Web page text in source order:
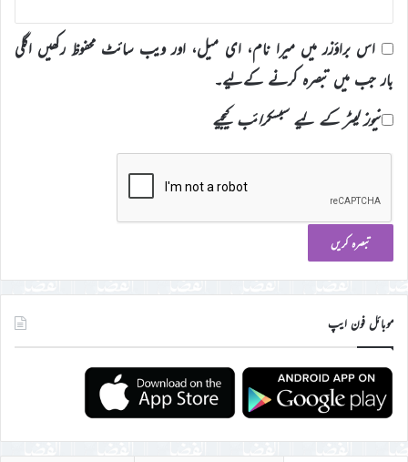
اس براؤزر میں میرا نام، ای میل، اور ویب سائٹ محفوظ رکھیں اگلی
بار جب میں تبصرہ کرنے کےلیے۔
نیوز لیٹر کے لیے سبسکرائب کیجیے
موبائل فون ایپ